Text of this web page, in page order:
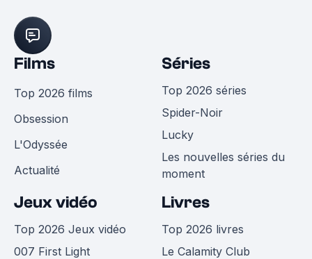
Films
Top 2026 films
Obsession
L'Odyssée
Actualité
Séries
Top 2026 séries
Spider-Noir
Lucky
Les nouvelles séries du
moment
Jeux vidéo
Top 2026 Jeux vidéo
007 First Light
Livres
Top 2026 livres
Le Calamity Club